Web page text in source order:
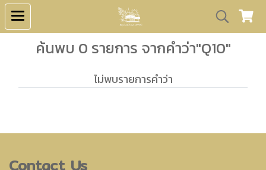
ค้นพบ 0 รายการ จากคำว่า"Q10"
ไม่พบรายการคำว่า
Contact Us